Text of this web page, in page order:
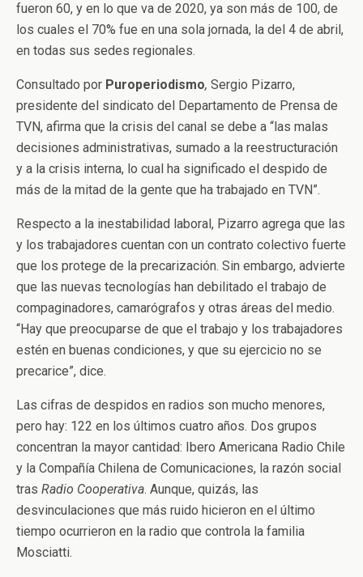
fueron 60, y en lo que va de 2020, ya son más de 100, de
los cuales el 70% fue en una sola jornada, la del 4 de abril,
en todas sus sedes regionales.
Consultado por Puroperiodismo, Sergio Pizarro,
presidente del sindicato del Departamento de Prensa de
TVN, afirma que la crisis del canal se debe a “las malas
decisiones administrativas, sumado a la reestructuración
y a la crisis interna, lo cual ha significado el despido de
más de la mitad de la gente que ha trabajado en TVN”.
Respecto a la inestabilidad laboral, Pizarro agrega que las
y los trabajadores cuentan con un contrato colectivo fuerte
que los protege de la precarización. Sin embargo, advierte
que las nuevas tecnologías han debilitado el trabajo de
compaginadores, camarógrafos y otras áreas del medio.
“Hay que preocuparse de que el trabajo y los trabajadores
estén en buenas condiciones, y que su ejercicio no se
precarice”, dice.
Las cifras de despidos en radios son mucho menores,
pero hay: 122 en los últimos cuatro años. Dos grupos
concentran la mayor cantidad: Ibero Americana Radio Chile
y la Compañía Chilena de Comunicaciones, la razón social
tras Radio Cooperativa. Aunque, quizás, las
desvinculaciones que más ruido hicieron en el último
tiempo ocurrieron en la radio que controla la familia
Mosciatti.